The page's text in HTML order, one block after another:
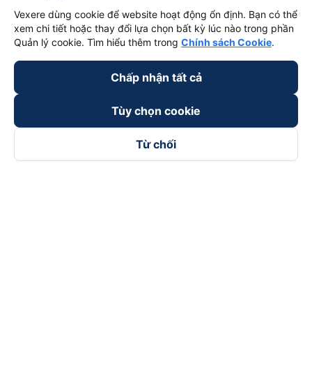
Vexere dùng cookie để website hoạt động ổn định. Bạn có thể
xem chi tiết hoặc thay đổi lựa chọn bất kỳ lúc nào trong phần
Quản lý cookie. Tìm hiểu thêm trong Chính sách Cookie.
Chấp nhận tất cả
Tùy chọn cookie
Từ chối